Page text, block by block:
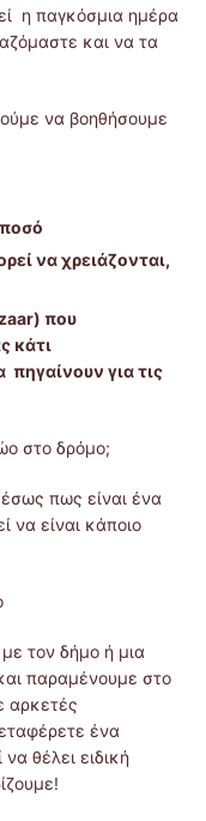
η παγκόσμια ημέρα
και να τα
να βοηθήσουμε
να χρειάζονται,
που
κάτι
πηγαίνουν για τις
στο δρόμο;
πως είναι ένα
να είναι κάποιο
τον δήμο ή μια
παραμένουμε στο
αρκετές
ένα
θέλει ειδική